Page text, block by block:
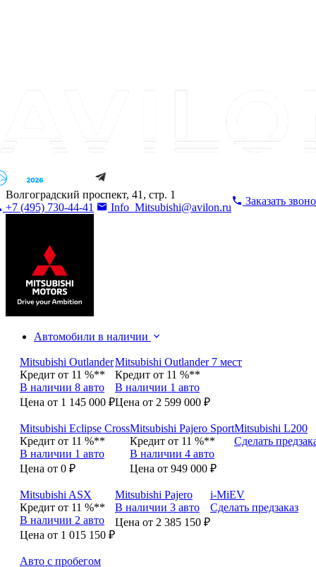
Волгоградский проспект, 41, стр. 1
+7 (495) 730-44-41
Info_Mitsubishi@avilon.ru
Заказать
Автомобили в наличии
Mitsubishi Outlander
Кредит от 11 %**
В наличии 8 авто
Цена от 1 145 000 ₽
Mitsubishi Outlander 7 мест
Кредит от 11 %**
В наличии 1 авто
Цена от 2 599 000 ₽
Mitsubishi Eclipse Cross
Кредит от 11 %**
В наличии 1 авто
Цена от 0 ₽
Mitsubishi Pajero Sport
Кредит от 11 %**
В наличии 4 авто
Цена от 949 000 ₽
Mitsubishi L200
Сделать
Mitsubishi ASX
Кредит от 11 %**
В наличии 2 авто
Цена от 1 015 150 ₽
Mitsubishi Pajero
В наличии 3 авто
Цена от 2 385 150 ₽
i-MiEV
Сделать предзаказ
Авто с пробегом